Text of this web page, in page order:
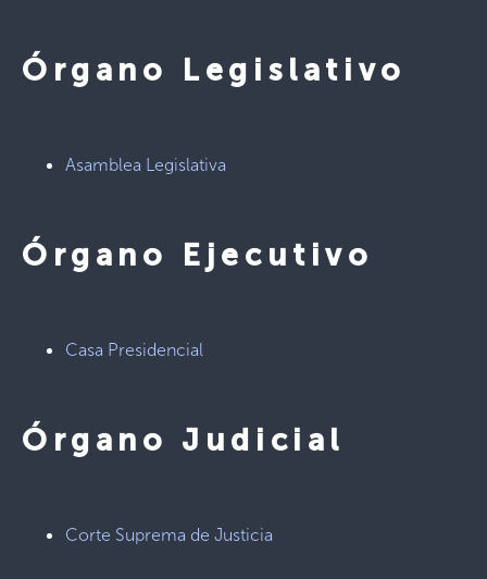
Órgano Legislativo
Asamblea Legislativa
Órgano Ejecutivo
Casa Presidencial
Órgano Judicial
Corte Suprema de Justicia